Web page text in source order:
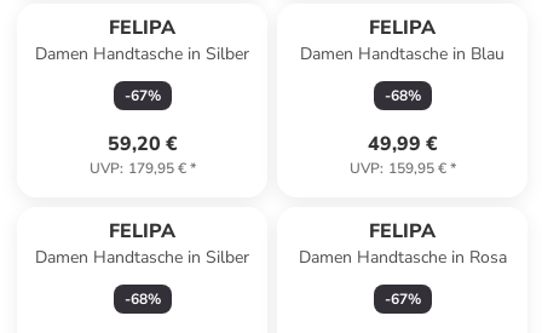
FELIPA
Damen Handtasche in Silber
-67%
59,20 €
UVP: 179,95 €*
FELIPA
Damen Handtasche in Blau
-68%
49,99 €
UVP: 159,95 €*
FELIPA
Damen Handtasche in Silber
-68%
FELIPA
Damen Handtasche in Rosa
-67%